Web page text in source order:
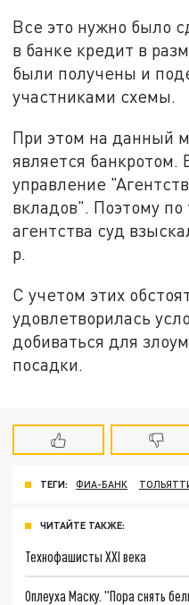
Все это нужно было
в банке кредит в
были получены и
участниками схемы.
При этом на данный
является банкротом.
управление
вкладов". Поэтому по
агентства суд
р.
С учетом этих
удовлетворилась
добиваться для
посадки.
ТЕГИ: ФИА-БАНК
ЧИТАЙТЕ ТАКЖЕ:
Технофашисты XXI века
Оплеуха Маску. "Пора снять